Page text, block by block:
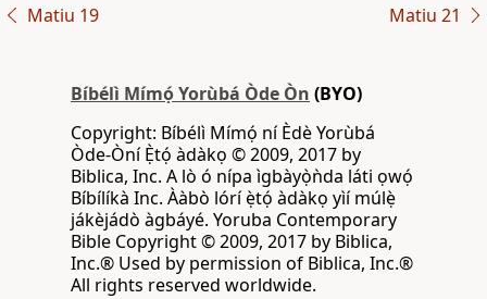
Matiu 19 Matiu 21
Bíbélì Mímọ́ Yorùbá Òde Òn (BYO)
Copyright: Bíbélì Mímọ́ ní Èdè Yorùbá
Òde-Òní Ẹ̀tọ́ àdàkọ © 2009, 2017 by
Biblica, Inc. A lò ó nípa ìgbàyọ̀ǹda láti ọwọ́
Bíbílíkà Inc. Ààbò lórí ẹ̀tọ́ àdàkọ yìí múlẹ̀
jákèjádò àgbáyé. Yoruba Contemporary
Bible Copyright © 2009, 2017 by Biblica,
Inc.® Used by permission of Biblica, Inc.®
All rights reserved worldwide.